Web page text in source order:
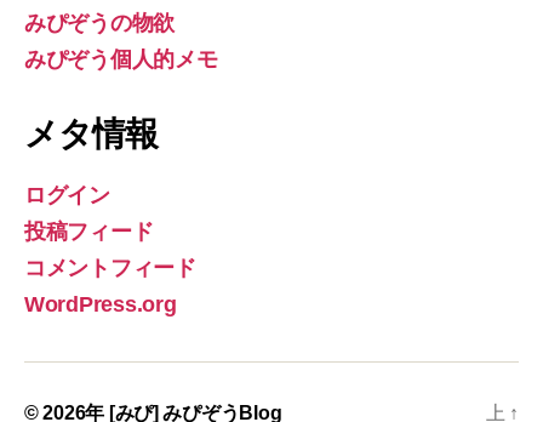
みぴぞうの物欲
みぴぞう個人的メモ
メタ情報
ログイン
投稿フィード
コメントフィード
WordPress.org
© 2026年 [みぴ] みぴぞうBlog 上 ↑